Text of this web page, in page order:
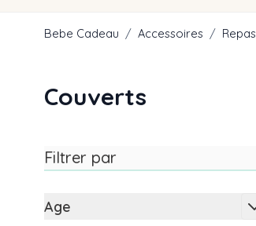
Bebe Cadeau / Accessoires / Repas
Couverts
Filtrer par
Age